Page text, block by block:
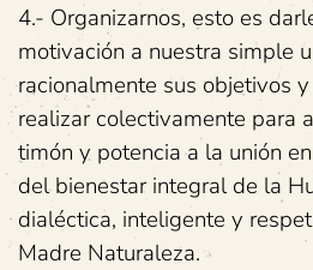
4.- Organizarnos, esto es
motivación a nuestra simple
racionalmente sus objetivos
realizar colectivamente para
timón y potencia a la unión
del bienestar integral de la
dialéctica, inteligente y
Madre Naturaleza.